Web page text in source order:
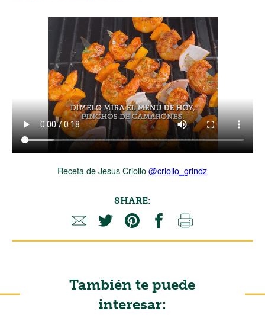
Receta de Jesus Criollo@criollo_grindz
SHARE:
También te puede
interesar: